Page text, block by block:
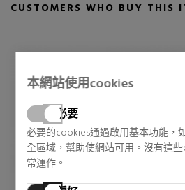
本網站使用cookies
必要
必要的cookies通過啟用基本功能，
全區域，幫助使網站可用。沒有這
常運作。
CUSTOMERS WHO BUY THIS